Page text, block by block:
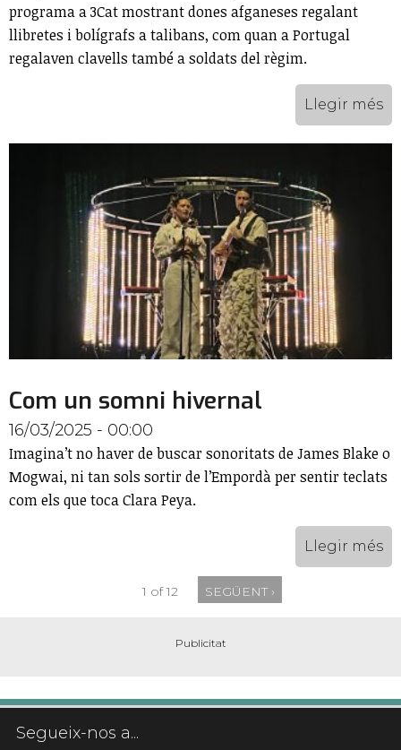
programa a 3Cat mostrant dones afganeses regalant
llibretes i bolígrafs a talibans, com quan a Portugal
regalaven clavells també a soldats del règim.
Llegir més
Com un somni hivernal
16/03/2025 - 00:00
Imagina’t no haver de buscar sonoritats de James Blake o
Mogwai, ni tan sols sortir de l’Empordà per sentir teclats
com els que toca Clara Peya.
Llegir més
1 of 12 SEGÜENT ›
Segueix-nos a...